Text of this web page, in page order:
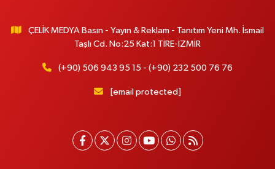
ÇELİK MEDYA Basın - Yayın & Reklam - Tanıtım Yeni Mh. İsmail
Taşlı Cd. No:25 Kat:1 TİRE-İZMİR
(+90) 506 943 95 15 - (+90) 232 500 76 76
[email protected]